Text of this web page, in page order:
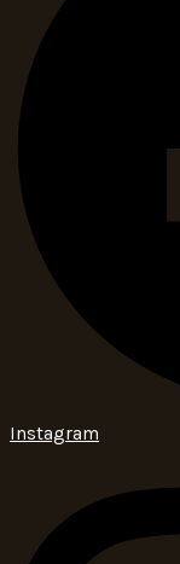
Instagram